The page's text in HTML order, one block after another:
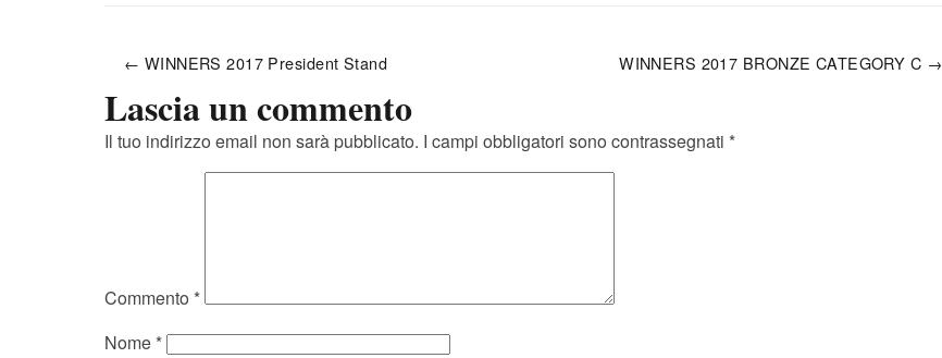
← WINNERS 2017 President Stand WINNERS 2017 BRONZE CATEGORY C →
Lascia un commento
Il tuo indirizzo email non sarà pubblicato. I campi obbligatori sono contrassegnati *
Commento *
Nome *